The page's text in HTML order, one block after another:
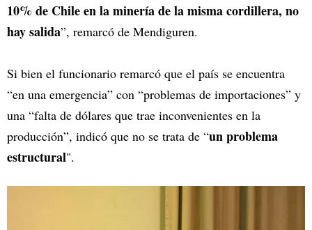
10% de Chile en la minería de la misma cordillera, no
hay salida”, remarcó de Mendiguren.
Si bien el funcionario remarcó que el país se encuentra
“en una emergencia” con “problemas de importaciones” y
una “falta de dólares que trae inconvenientes en la
producción”, indicó que no se trata de “un problema
estructural".